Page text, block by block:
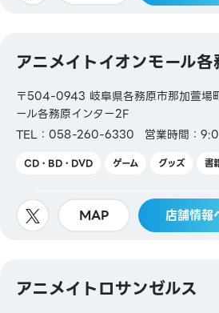
アニメイトイオンモール各
〒504-0943 岐阜県各務原市那加萱場
ール各務原インター2F
TEL：058-260-6330
営業時間：
CD・BD・DVD ゲーム グッズ 書
MAP 店舗情報
アニメイトロサンゼルス